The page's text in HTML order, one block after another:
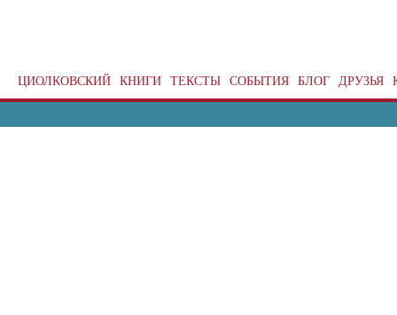
ЦИОЛКОВСКИЙ КНИГИ ТЕКСТЫ СОБЫТИЯ БЛОГ ДРУЗЬЯ